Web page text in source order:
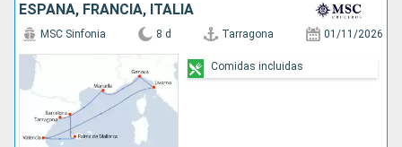
ESPAÑA, FRANCIA, ITALIA
MSC Sinfonia 8 d Tarragona 01/11/2026
Comidas incluidas